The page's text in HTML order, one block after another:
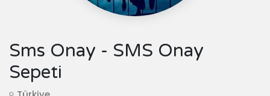
Sms Onay - SMS Onay
Sepeti